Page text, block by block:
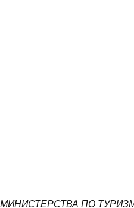
МИНИСТЕРСТВА ПО